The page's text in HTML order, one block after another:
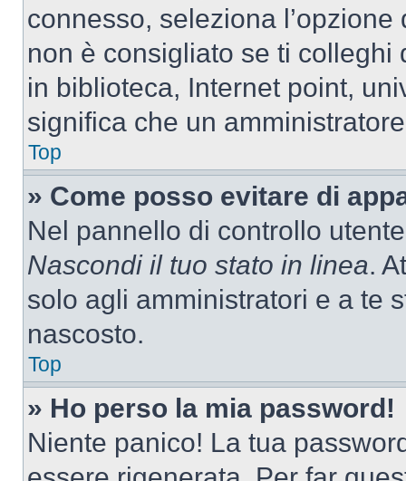
connesso, seleziona
non è consigliato se ti
in biblioteca, Internet point,
significa che un
Top
» Come posso evitare di
Nel pannello di controllo
Nascondi il tuo stato in linea.
solo agli amministratori e a te
nascosto.
Top
» Ho perso la mia password!
Niente panico! La tua